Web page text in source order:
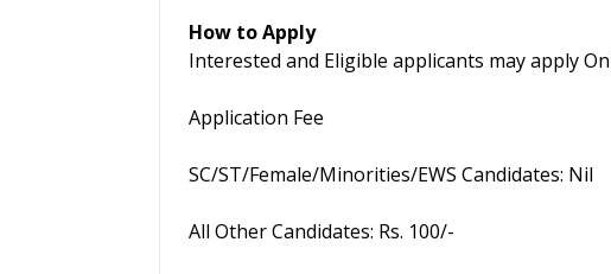
How to Apply
Interested and Eligible applicants may apply
Application Fee
SC/ST/Female/Minorities/EWS Candidates: Nil
All Other Candidates: Rs. 100/-